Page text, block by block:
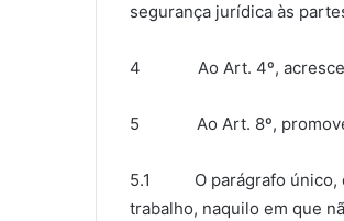
segurança jurídica às
4 Ao Art. 4º, acresceu-
5 Ao Art. 8º,
5.1 O parágrafo único,
trabalho, naquilo em que